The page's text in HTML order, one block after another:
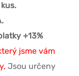
+13%
jsme vám
Jsou určeny